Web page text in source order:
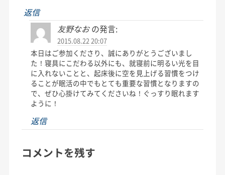
返信
友野なおの発言:
2015.08.22 20:07
本日はご参加くださり、誠にありがとうございまし
た！寝具にこだわる以外にも、就寝前に明るい光を目
に入れないことと、起床後に空を見上げる習慣をつけ
ることが眠活の中でもとても重要な習慣となりますの
で、ぜひ心掛けてみてくださいね！ぐっすり眠れます
ように！
返信
コメントを残す